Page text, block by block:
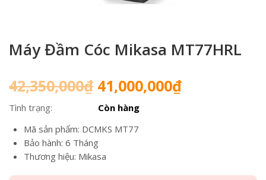
Máy Đầm Cóc Mikasa MT77HRL
42,350,000₫ Giá
gốc
là:
42,350,000₫.
41,000,000₫Giá
Tình trạng:
Còn hàng
Mã sản phẩm: DCMKS MT77
Bảo hành: 6 Tháng
Thương hiệu: Mikasa